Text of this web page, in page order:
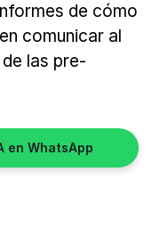
de cómo
comunicar al
las pre-
en WhatsApp